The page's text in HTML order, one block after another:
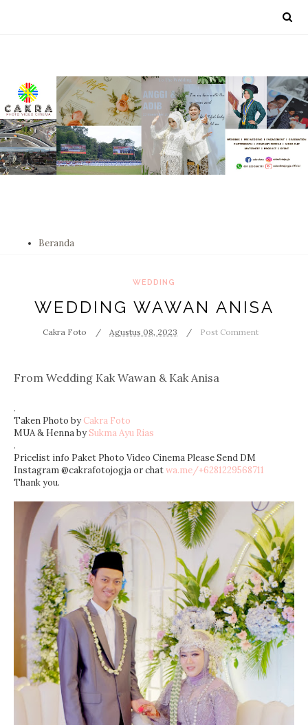
Beranda
WEDDING
WEDDING WAWAN ANISA
Cakra Foto Agustus 08, 2023 Post Comment
From Wedding Kak Wawan & Kak Anisa
.
Taken Photo by Cakra Foto
MUA & Henna by Sukma Ayu Rias
.
Pricelist info Paket Photo Video Cinema Please Send DM
Instagram @cakrafotojogja or chatwa.me/+6281229568711
Thank you.